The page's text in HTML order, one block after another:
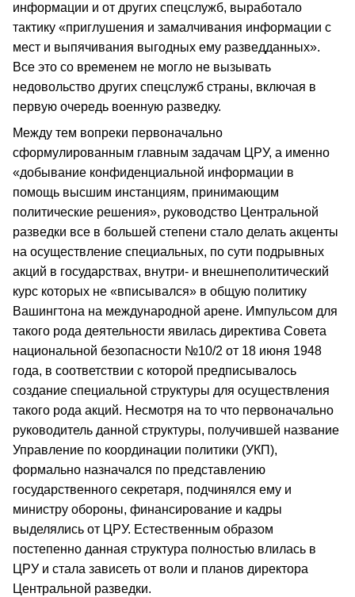
информации и от других спецслужб, выработало
тактику «приглушения и замалчивания информации с
мест и выпячивания выгодных ему разведданных».
Все это со временем не могло не вызывать
недовольство других спецслужб страны, включая в
первую очередь военную разведку.
Между тем вопреки первоначально
сформулированным главным задачам ЦРУ, а именно
«добывание конфиденциальной информации в
помощь высшим инстанциям, принимающим
политические решения», руководство Центральной
разведки все в большей степени стало делать акценты
на осуществление специальных, по сути подрывных
акций в государствах, внутри- и внешнеполитический
курс которых не «вписывался» в общую политику
Вашингтона на международной арене. Импульсом для
такого рода деятельности явилась директива Совета
национальной безопасности №10/2 от 18 июня 1948
года, в соответствии с которой предписывалось
создание специальной структуры для осуществления
такого рода акций. Несмотря на то что первоначально
руководитель данной структуры, получившей название
Управление по координации политики (УКП),
формально назначался по представлению
государственного секретаря, подчинялся ему и
министру обороны, финансирование и кадры
выделялись от ЦРУ. Естественным образом
постепенно данная структура полностью влилась в
ЦРУ и стала зависеть от воли и планов директора
Центральной разведки.